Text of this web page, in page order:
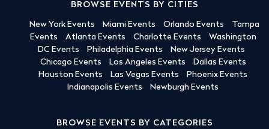
BROWSE EVENTS BY CITIES
New York Events Miami Events Orlando Events
Tampa
Events
Atlanta Events Charlotte Events
Washington
DC Events
Philadelphia Events
New Jersey Events
Chicago Events
Los Angeles Events
Dallas Events
Houston Events
Las Vegas Events
Phoenix Events
Indianapolis Events
Newburgh Events
BROWSE EVENTS BY CATEGORIES